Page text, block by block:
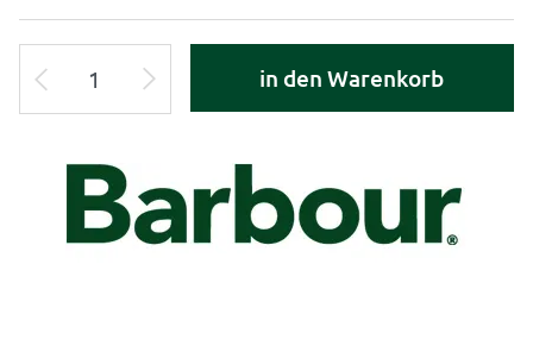
in den Warenkorb